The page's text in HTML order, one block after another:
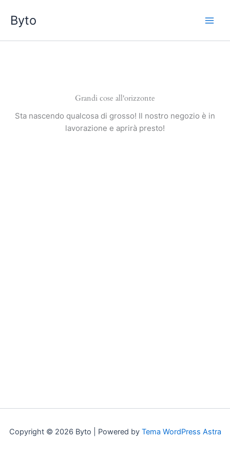
contenuto
Byto
Grandi cose all'orizzonte
Sta nascendo qualcosa di grosso! Il nostro negozio è in
lavorazione e aprirà presto!
Copyright © 2026 Byto | Powered by Tema WordPress Astra